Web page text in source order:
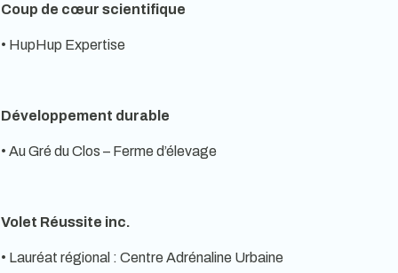
Coup de cœur scientifique
• HupHup Expertise
Développement durable
• Au Gré du Clos – Ferme d’élevage
Volet Réussite inc.
• Lauréat régional : Centre Adrénaline Urbaine